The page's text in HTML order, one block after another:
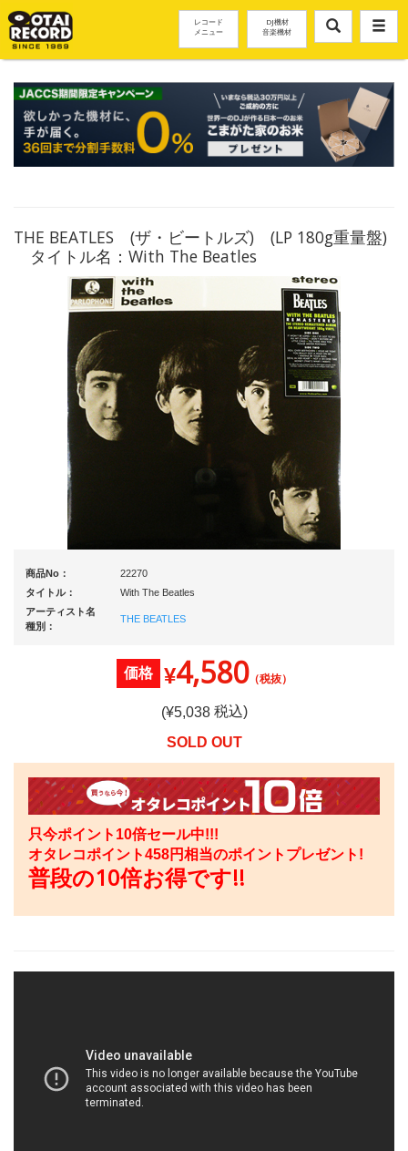
レコード
メニュー
DJ機材
音楽機材
THE BEATLES (ザ・ビートルズ) (LP 180g重量盤)
タイトル名：With The Beatles
商品No：
22270
タイトル：
With The Beatles
アーティスト名
種別：
THE BEATLES
価格 ¥4,580（税抜）
(¥5,038税込)
SOLD OUT
只今ポイント10倍セール中!!!
オタレコポイント458円相当のポイントプレゼント!
普段の10倍お得です!!